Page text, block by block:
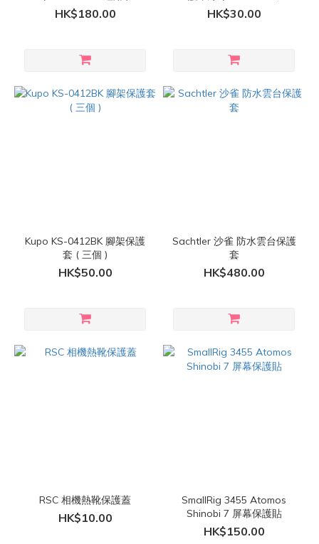
HK$180.00
AD200ProII 專用 )
HK$30.00
Kupo KS-0412BK 腳架保護
套 ( 三個 )
HK$50.00
Sachtler 沙雀 防水雲台保護
套
HK$480.00
RSC 相機熱靴保護蓋
HK$10.00
SmallRig 3455 Atomos
Shinobi 7 屏幕保護貼
HK$150.00